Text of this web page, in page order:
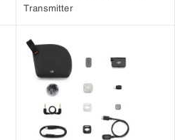
Transmitter